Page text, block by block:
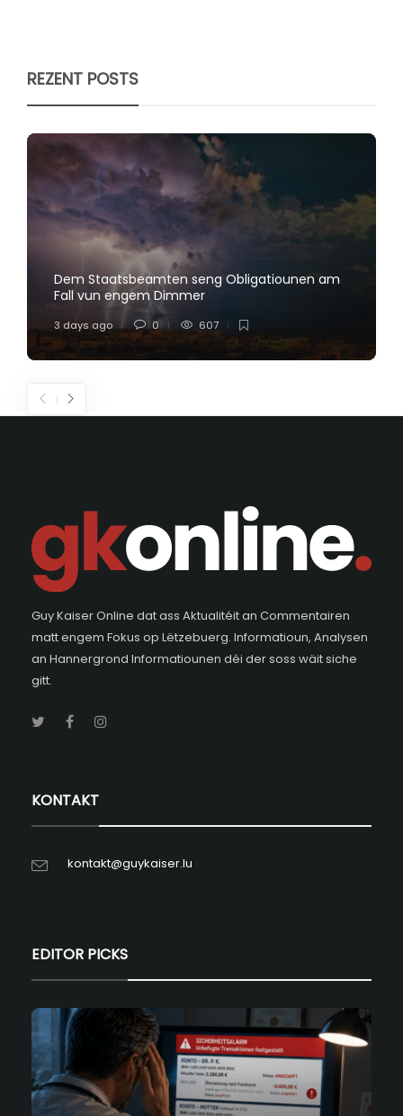
REZENT POSTS
Dem Staatsbeamten seng Obligatiounen am
Fall vun engem Dimmer
3 days ago 0 607
Guy Kaiser Online dat ass Aktualitéit an Commentairen
matt engem Fokus op Lëtzebuerg. Informatioun, Analysen
an Hannergrond Informatiounen déi der soss wäit siche
gitt.
KONTAKT
kontakt@guykaiser.lu
EDITOR PICKS